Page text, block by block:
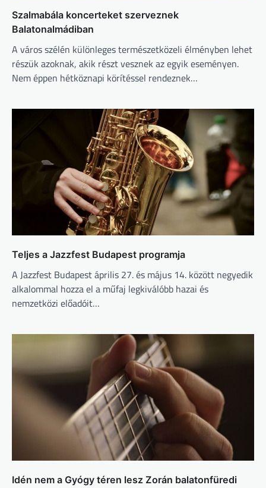
Szalmabála koncerteket szerveznek
Balatonalmádiban
A város szélén különleges természetközeli élményben lehet
részük azoknak, akik részt vesznek az egyik eseményen.
Nem éppen hétköznapi körítéssel rendeznek…
Teljes a Jazzfest Budapest programja
A Jazzfest Budapest április 27. és május 14. között negyedik
alkalommal hozza el a műfaj legkiválóbb hazai és
nemzetközi előadóit…
Idén nem a Gyógy téren lesz Zorán balatonfüredi